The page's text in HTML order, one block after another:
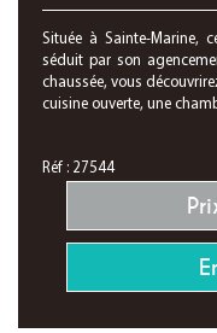
Située à Sainte-Marine,
séduit par son
chaussée, vous
cuisine ouverte, une
Réf : 27544